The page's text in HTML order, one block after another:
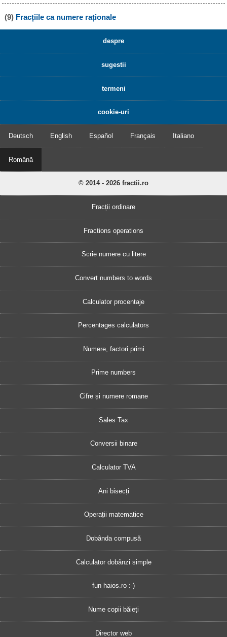
(9) Fracțiile ca numere raționale
despre
sugestii
termeni
cookie-uri
Deutsch English Español Français Italiano
Română
© 2014 - 2026 fractii.ro
Fracții ordinare
Fractions operations
Scrie numere cu litere
Convert numbers to words
Calculator procentaje
Percentages calculators
Numere, factori primi
Prime numbers
Cifre și numere romane
Sales Tax
Conversii binare
Calculator TVA
Ani bisecți
Operații matematice
Dobânda compusă
Calculator dobânzi simple
fun haios.ro :-)
Nume copii băieți
Director web